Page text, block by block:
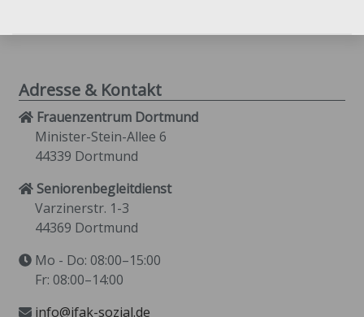
Adresse & Kontakt
Frauenzentrum Dortmund
Minister-Stein-Allee 6
44339 Dortmund
Seniorenbegleitdienst
Varzinerstr. 1-3
44369 Dortmund
Mo - Do: 08:00–15:00
Fr: 08:00–14:00
info@ifak-sozial.de